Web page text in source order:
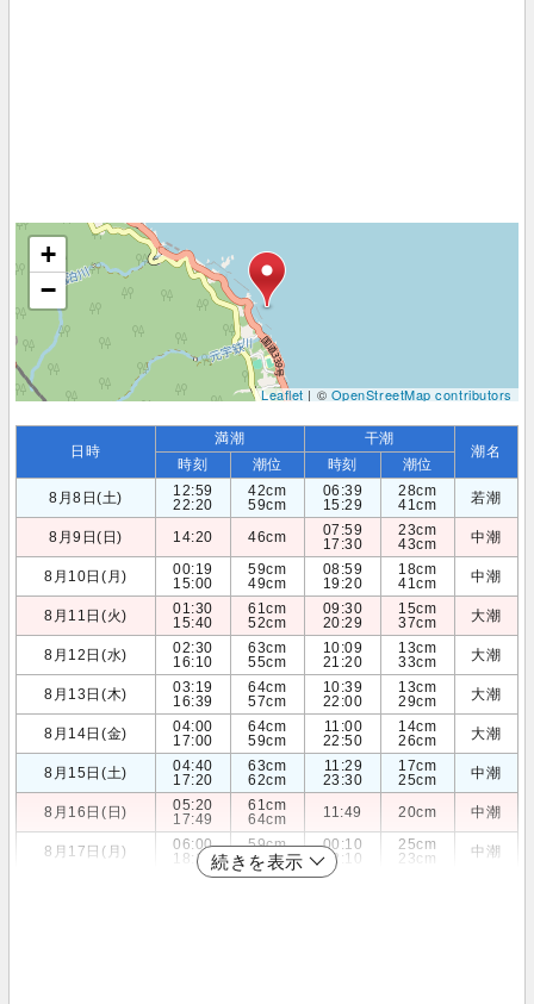
+
−
Leaflet| ©OpenStreetMap contributors
日時
満潮 干潮
潮名
時刻 潮位 時刻
潮位
8月8日(土)
12:59
22:20
42cm
59cm
06:39
15:29
28cm
41cm
若潮
8月9日(日) 14:20 46cm
07:59
17:30
23cm
43cm
中潮
8月10日(月)
00:19
15:00
59cm
49cm
08:59
19:20
18cm
41cm
中潮
8月11日(火)
01:30
15:40
61cm
52cm
09:30
20:29
15cm
37cm
大潮
8月12日(水)
02:30
16:10
63cm
55cm
10:09
21:20
13cm
33cm
大潮
8月13日(木)
03:19
16:39
64cm
57cm
10:39
22:00
13cm
29cm
大潮
8月14日(金)
04:00
17:00
64cm
59cm
11:00
22:50
14cm
26cm
大潮
8月15日(土)
04:40
17:20
63cm
62cm
11:29
23:30
17cm
25cm
中潮
8月16日(日)
05:20
17:49
61cm
64cm
11:49 20cm 中潮
8月17日(月)
06:00
18:10
59cm
65cm
00:10
12:10
25cm
23cm
中潮
続きを表示